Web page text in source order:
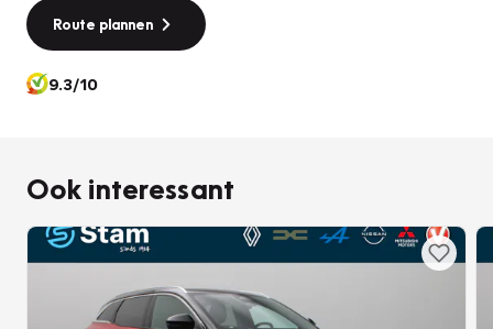
Route plannen
9.3/10
Ook interessant